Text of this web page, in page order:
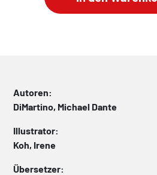
Autoren:
DiMartino, Michael Dante
Illustrator:
Koh, Irene
Übersetzer: